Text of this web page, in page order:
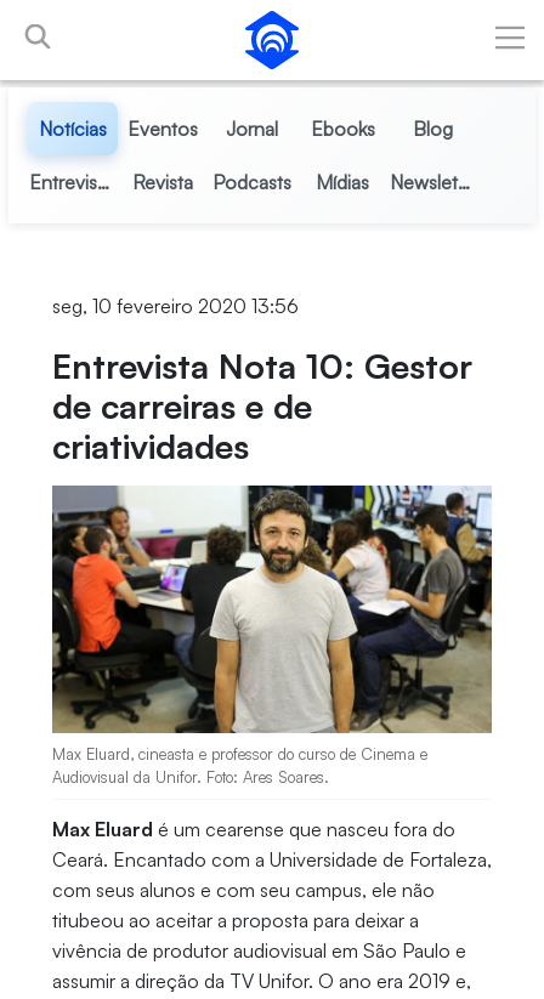
Pular para o Conteúdo principal
Notícias Eventos Jornal Ebooks Blog
Entrevistas Revista Podcasts Mídias Newsletter
seg, 10 fevereiro 2020 13:56
Entrevista Nota 10: Gestor
de carreiras e de
criatividades
Max Eluard, cineasta e professor do curso de Cinema e
Audiovisual da Unifor. Foto: Ares Soares.
Max Eluard é um cearense que nasceu fora do
Ceará. Encantado com a Universidade de Fortaleza,
com seus alunos e com seu campus, ele não
titubeou ao aceitar a proposta para deixar a
vivência de produtor audiovisual em São Paulo e
assumir a direção da TV Unifor. O ano era 2019 e,